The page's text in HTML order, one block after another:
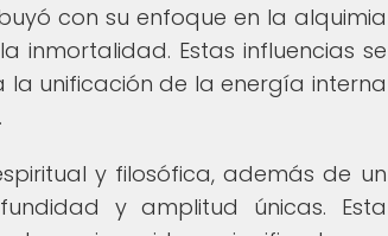
con su enfoque en la alquimia
inmortalidad. Estas influencias se
la unificación de la energía interna
y filosófica, además de un
y amplitud únicas. Esta